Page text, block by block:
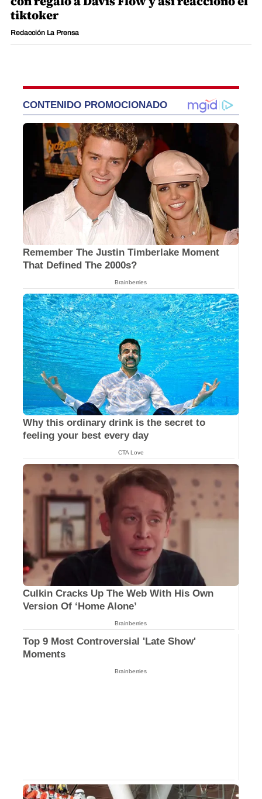
tiktoker
Redacción La Prensa
CONTENIDO PROMOCIONADO
Remember The Justin Timberlake Moment
That Defined The 2000s?
Brainberries
Why this ordinary drink is the secret to
feeling your best every day
CTA Love
Culkin Cracks Up The Web With His Own
Version Of ‘Home Alone’
Brainberries
Top 9 Most Controversial 'Late Show'
Moments
Brainberries